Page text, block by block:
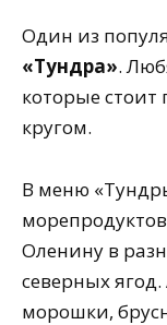
Один из
«Тундра».
которые
кругом.
В меню
Оленину в
северных
морошки,